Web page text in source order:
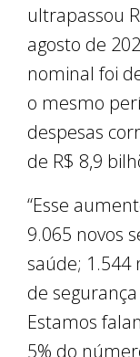
ultrapassou
agosto de
nominal foi
o mesmo
despesas
de R$ 8,9
“Esse
9.065 novos
saúde; 1.544
de
Estamos
5% do